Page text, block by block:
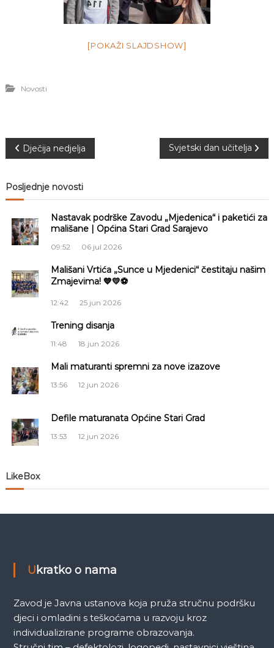
[POKAŽI SLAJDSHOW]
Novosti
N
a
v
a
a
č
a
n
k
Dječija nedjelja Svjetski dan učitelja
Posljednje novosti
Nastavak podrške Zavodu „Mjedenica“ i paketići za
mališane | Općina Stari Grad Sarajevo
09:52 06 jul 2026
Mališani Vrtića „Sunce u Mjedenici“ čestitaju našim
Zmajevima! 💙💛⚽
12:42 25 jun 2026
Trening disanja
11:48 18 jun 2026
Mali maturanti spremni za nove izazove
13:56 12 jun 2026
Defile maturanata Općine Stari Grad
13:53 12 jun 2026
LikeBox
Ukratko o nama
Zavod je Javna ustanova koja pruža stručnu podršku
djeci i omladini s teškoćama u razvoju kroz
individualizirane programe obrazovanja.